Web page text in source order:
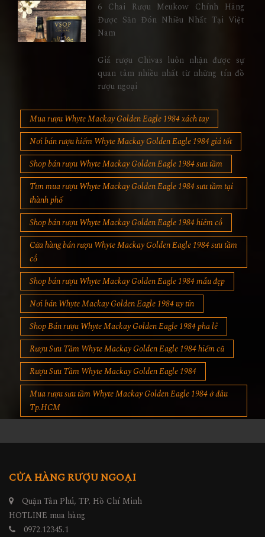
6 Chai Rượu Meukow Chính Hãng
Được Săn Đón Nhiều Nhất Tại Việt
Nam
Giá rượu Chivas luôn nhận được sự
quan tâm nhiều nhất từ những tín đồ
rượu ngoại
Mua rượu Whyte Mackay Golden Eagle 1984 xách tay
Nơi bán rượu hiếm Whyte Mackay Golden Eagle 1984 giá tốt
Shop bán rượu Whyte Mackay Golden Eagle 1984 sưu tầm
Tìm mua rượu Whyte Mackay Golden Eagle 1984 sưu tầm tại
thành phố
Shop bán rượu Whyte Mackay Golden Eagle 1984 hiêm cổ
Cửa hàng bán rượu Whyte Mackay Golden Eagle 1984 sưu tầm
cổ
Shop bán rượu Whyte Mackay Golden Eagle 1984 mẫu đẹp
Nơi bán Whyte Mackay Golden Eagle 1984 uy tín
Shop Bán rượu Whyte Mackay Golden Eagle 1984 pha lê
Rượu Sưu Tầm Whyte Mackay Golden Eagle 1984 hiếm cũ
Rượu Sưu Tầm Whyte Mackay Golden Eagle 1984
Mua rượu sưu tầm Whyte Mackay Golden Eagle 1984 ở đâu
Tp.HCM
CỬA HÀNG RƯỢU NGOẠI
Quận Tân Phú, TP. Hồ Chí Minh
HOTLINE mua hàng
0972.12345.1